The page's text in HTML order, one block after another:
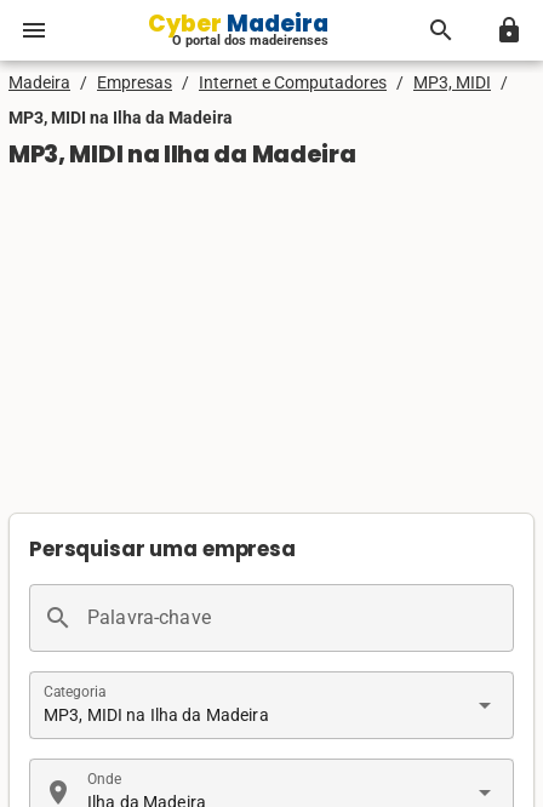
menu Cyber Madeira
O portal dos madeirenses search lock
Madeira / Empresas / Internet e Computadores / MP3, MIDI
/
MP3, MIDI na Ilha da Madeira
MP3, MIDI na Ilha da Madeira
Persquisar uma empresa
search Palavra-chave
MP3, MIDI na Ilha da Madeira
Categoria arrow_drop_down
location_on Ilha da Madeira
Onde arrow_drop_down